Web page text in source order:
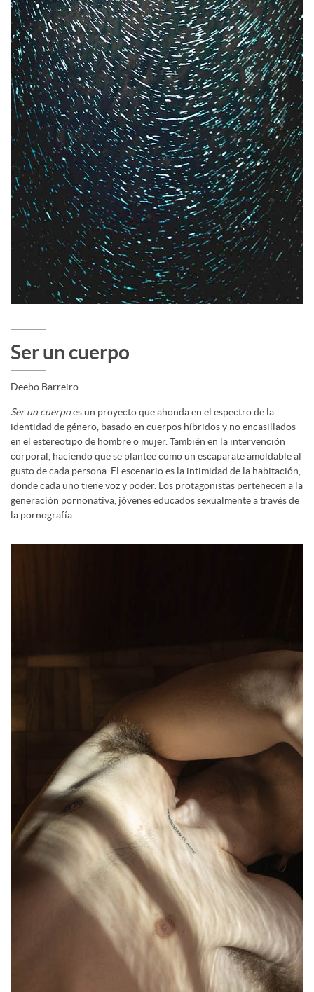
Ser un cuerpo
Deebo Barreiro
Ser un cuerpoes un proyecto que ahonda en el espectro de la
identidad de género, basado en cuerpos híbridos y no encasillados
en el estereotipo de hombre o mujer. También en la intervención
corporal, haciendo que se plantee como un escaparate amoldable al
gusto de cada persona. El escenario es la intimidad de la habitación,
donde cada uno tiene voz y poder. Los protagonistas pertenecen a la
generación pornonativa, jóvenes educados sexualmente a través de
la pornografía.